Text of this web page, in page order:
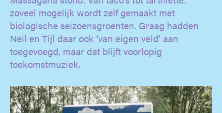
zoveel mogelijk wordt zelf gemaakt met
biologische seizoensgroenten. Graag hadden
Neil en Tijl daar ook ‘van eigen veld’ aan
toegevoegd, maar dat blijft voorlopig
toekomstmuziek.